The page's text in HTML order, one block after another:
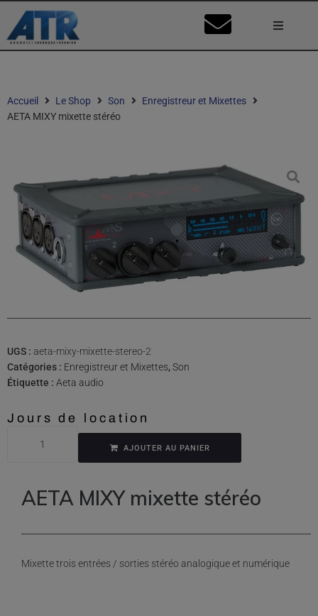
Nos
Mon
Accueil Le Shop Son
Enregistreur et Mixettes
AETA MIXY mixette stéréo
UGS : aeta-mixy-mixette-stereo-2
Catégories : Enregistreur et Mixettes,Son
Étiquette : Aeta audio
Jours de location
AJOUTER AU PANIER
AETA MIXY mixette stéréo
Mixette trois entrées / sorties stéréo analogique et numérique